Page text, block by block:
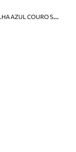
e mais.
S
APATILHA AZUL COURO SLINGBACK BICOLOR